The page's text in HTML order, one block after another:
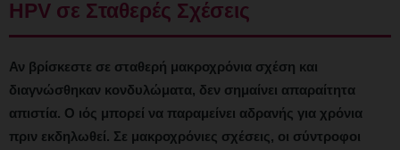
HPV σε Σταθερές Σχέσεις
Αν βρίσκεστε σε σταθερή μακροχρόνια σχέση και
διαγνώσθηκαν κονδυλώματα, δεν σημαίνει απαραίτητα
απιστία. Ο ιός μπορεί να παραμείνει αδρανής για χρόνια
πριν εκδηλωθεί. Σε μακροχρόνιες σχέσεις, οι σύντροφοι